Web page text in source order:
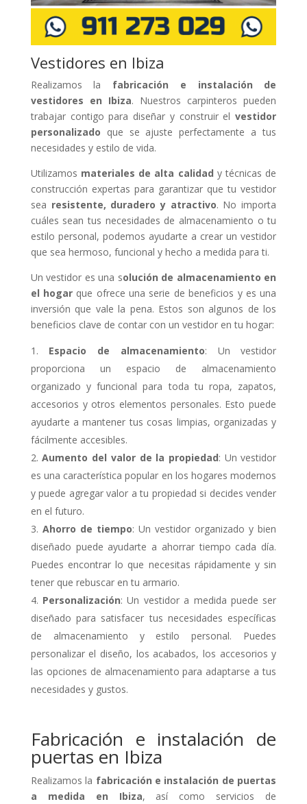
Vestidores en Ibiza
Realizamos la fabricación e instalación de
vestidores en Ibiza. Nuestros carpinteros pueden
trabajar contigo para diseñar y construir elvestidor
personalizado que se ajuste perfectamente a tus
necesidades y estilo de vida.
Utilizamos materiales de alta calidad y técnicas de
construcción expertas para garantizar que tu vestidor
sea resistente, duradero y atractivo. No importa
cuáles sean tus necesidades de almacenamiento o tu
estilo personal, podemos ayudarte a crear un vestidor
que sea hermoso, funcional y hecho a medida para ti.
Un vestidor es una solución de almacenamiento en
el hogar que ofrece una serie de beneficios y es una
inversión que vale la pena. Estos son algunos de los
beneficios clave de contar con un vestidor en tu hogar:
Espacio de almacenamiento: Un vestidor
proporciona un espacio de almacenamiento
organizado y funcional para toda tu ropa, zapatos,
accesorios y otros elementos personales. Esto puede
ayudarte a mantener tus cosas limpias, organizadas y
fácilmente accesibles.
Aumento del valor de la propiedad: Un vestidor
es una característica popular en los hogares modernos
y puede agregar valor a tu propiedad si decides vender
en el futuro.
Ahorro de tiempo: Un vestidor organizado y bien
diseñado puede ayudarte a ahorrar tiempo cada día.
Puedes encontrar lo que necesitas rápidamente y sin
tener que rebuscar en tu armario.
Personalización: Un vestidor a medida puede ser
diseñado para satisfacer tus necesidades específicas
de almacenamiento y estilo personal. Puedes
personalizar el diseño, los acabados, los accesorios y
las opciones de almacenamiento para adaptarse a tus
necesidades y gustos.
Fabricación e instalación de
puertas en Ibiza
Realizamos la fabricación e instalación de puertas
a medida en Ibiza, así como servicios de